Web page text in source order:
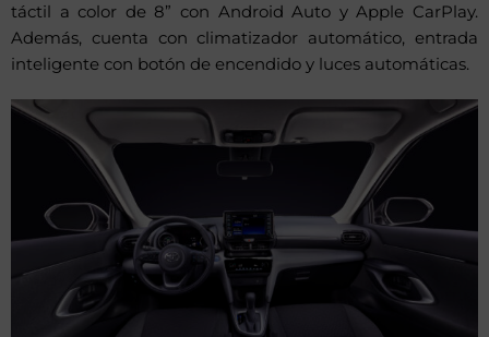
táctil a color de 8” con Android Auto y Apple CarPlay.
Además, cuenta con climatizador automático, entrada
inteligente con botón de encendido y luces automáticas.